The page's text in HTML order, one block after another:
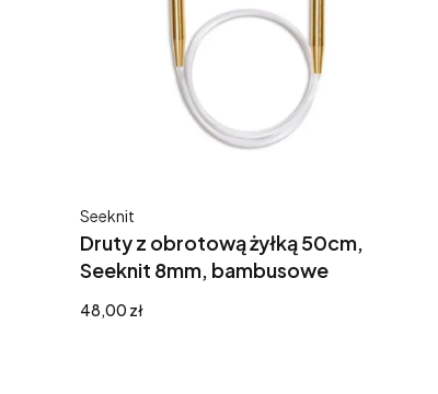
Druty z obrotową żyłką 50cm,
Seeknit 8mm, bambusowe
Producent
Seeknit
Cena
48,00 zł